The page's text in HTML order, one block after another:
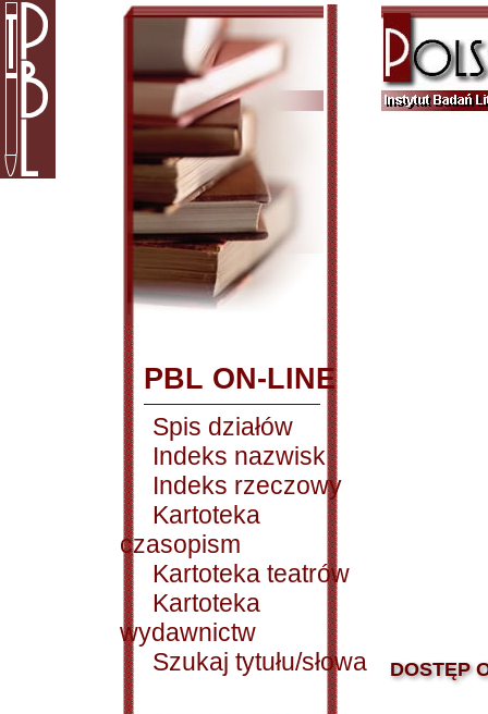
PBL ON-LINE
Spis działów
Indeks nazwisk
Indeks rzeczowy
Kartoteka
czasopism
Kartoteka teatrów
Kartoteka
wydawnictw
Szukaj tytułu/słowa
DOSTĘP